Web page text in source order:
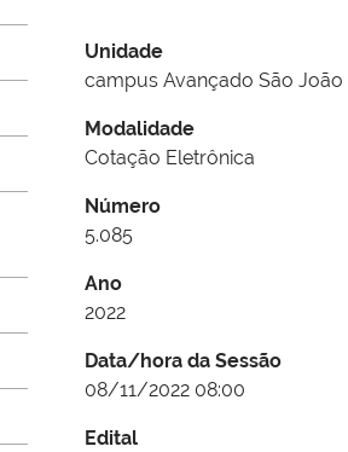
Unidade
campus Avançado São João
Modalidade
Cotação Eletrônica
Número
5.085
Ano
2022
Data/hora da Sessão
08/11/2022 08:00
Edital